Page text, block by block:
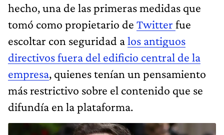
hecho, una de las primeras medidas que
tomó como propietario de Twitter fue
escoltar con seguridad alos antiguos
directivos fuera del edificio central de la
empresa, quienes tenían un pensamiento
más restrictivo sobre el contenido que se
difundía en la plataforma.